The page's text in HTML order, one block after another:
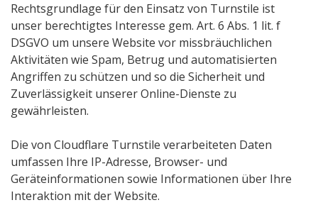
Rechtsgrundlage für den Einsatz von Turnstile ist
unser berechtigtes Interesse gem. Art. 6 Abs. 1 lit. f
DSGVO um unsere Website vor missbräuchlichen
Aktivitäten wie Spam, Betrug und automatisierten
Angriffen zu schützen und so die Sicherheit und
Zuverlässigkeit unserer Online-Dienste zu
gewährleisten.
Die von Cloudflare Turnstile verarbeiteten Daten
umfassen Ihre IP-Adresse, Browser- und
Geräteinformationen sowie Informationen über Ihre
Interaktion mit der Website.